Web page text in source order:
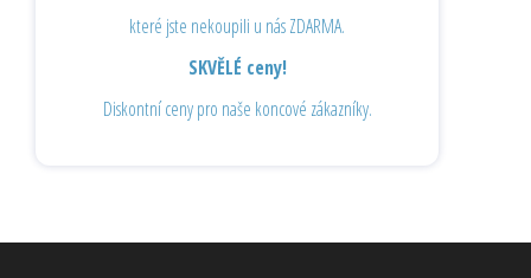
které jste nekoupili u nás ZDARMA.
SKVĚLÉ ceny!
Diskontní ceny pro naše koncové zákazníky.